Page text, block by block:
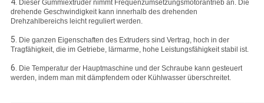
4. Dieser Gummiextruder nimmt Frequenzumsetzungsmotorantrieb an. Die
drehende Geschwindigkeit kann innerhalb des drehenden
Drehzahlbereichs leicht reguliert werden.
5. Die ganzen Eigenschaften des Extruders sind Vertrag, hoch in der
Tragfähigkeit, die im Getriebe, lärmarme, hohe Leistungsfähigkeit stabil ist.
6. Die Temperatur der Hauptmaschine und der Schraube kann gesteuert
werden, indem man mit dämpfendem oder Kühlwasser überschreitet.